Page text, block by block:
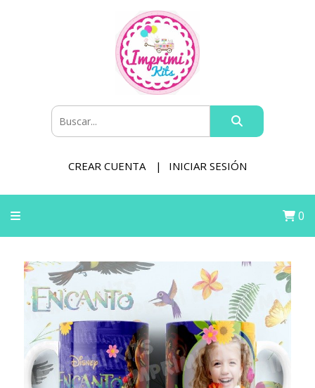
CREAR CUENTA INICIAR SESIÓN
0